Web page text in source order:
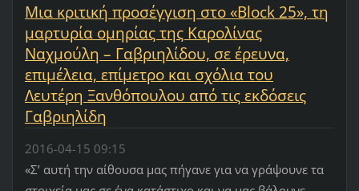
Μια κριτική προσέγγιση στο «Block 25», τη
μαρτυρία ομηρίας της Καρολίνας
Ναχμούλη – Γαβριηλίδου, σε έρευνα,
επιμέλεια, επίμετρο και σχόλια του
Λευτέρη Ξανθόπουλου από τις εκδόσεις
Γαβριηλίδη
2016-04-15 09:15
«Σ’ αυτή την αίθουσα μας πήγανε για να γράψουνε τα